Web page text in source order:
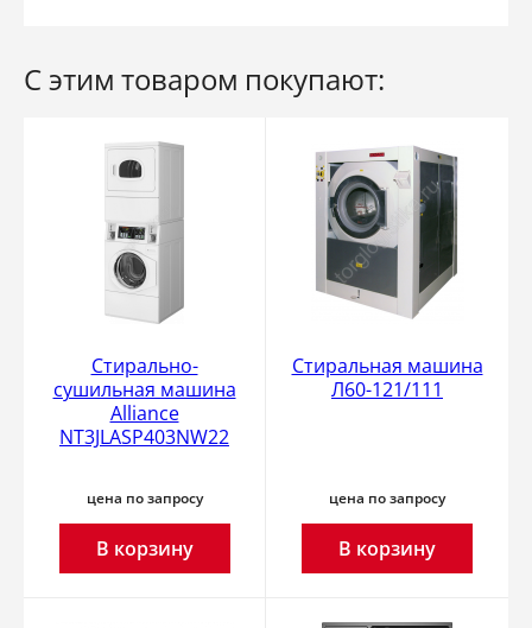
С этим товаром покупают:
Стирально-
сушильная машина
Alliance
NT3JLASP403NW22
цена по запросу
В корзину
Cтиральная машина
Л60-121/111
цена по запросу
В корзину